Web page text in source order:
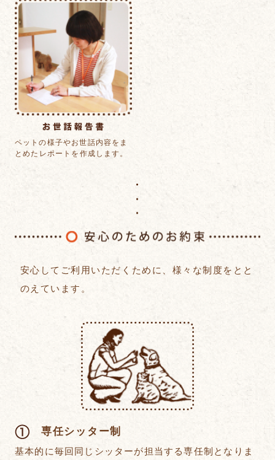
ペットの様子やお世話内容をま
とめた レポートを作成します。
安心してご利用いただくために、様々な制度をとと
のえています。
専任シッター制
基本的に毎回同じシッターが担当する専任制となりま